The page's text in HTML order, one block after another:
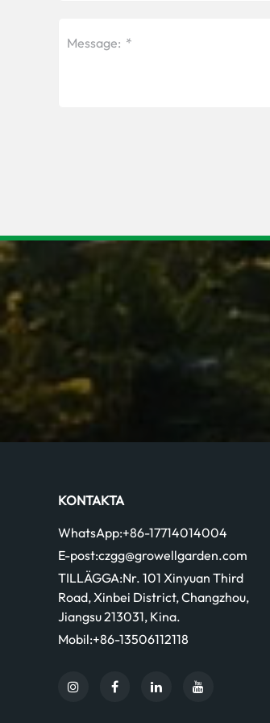
KONTAKTA
WhatsApp:+86-17714014004
E-post:czgg@growellgarden.com
TILLÄGGA:Nr. 101 Xinyuan Third
Road, Xinbei District, Changzhou,
Jiangsu 213031, Kina.
Mobil:+86-13506112118